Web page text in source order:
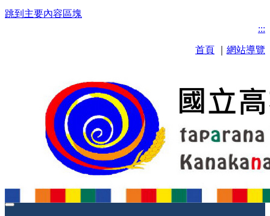
跳到主要內容區塊
:::
首頁 網站導覽